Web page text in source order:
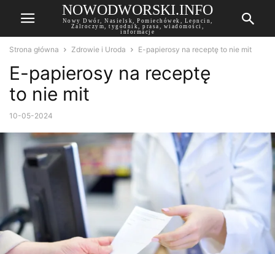
NOWODWORSKI.INFO
Nowy Dwór, Nasielsk, Pomiechówek, Leoncin,
Zalroczym, tygodnik, prasa, wiadomości,
informacje
Strona główna Zdrowie i Uroda E-papierosy na receptę to nie mit
E-papierosy na receptę
to nie mit
10-05-2024